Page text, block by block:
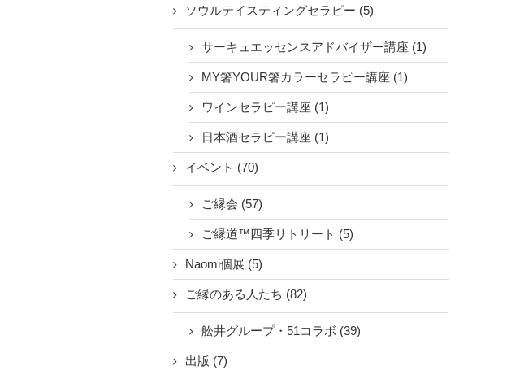
ソウルテイスティングセラピー (5)
サーキュエッセンスアドバイザー講座 (1)
MY箸YOUR箸カラーセラピー講座 (1)
ワインセラピー講座 (1)
日本酒セラピー講座 (1)
イベント (70)
ご縁会 (57)
ご縁道™四季リトリート (5)
Naomi個展 (5)
ご縁のある人たち (82)
舩井グループ・51コラボ (39)
出版 (7)